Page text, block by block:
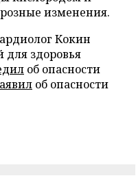
изменения.
Кокин
для здоровья
об опасности
об опасности